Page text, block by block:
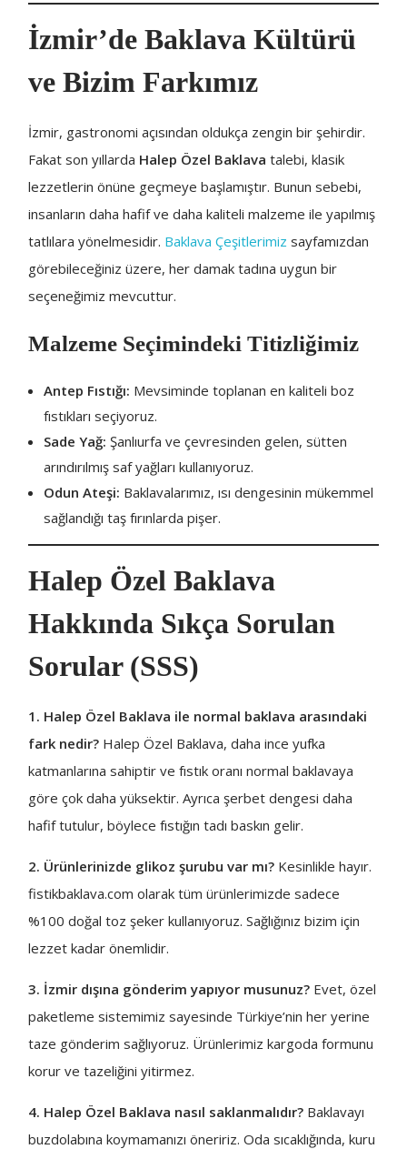
İzmir’de Baklava Kültürü
ve Bizim Farkımız
İzmir, gastronomi açısından oldukça zengin bir şehirdir.
Fakat son yıllarda Halep Özel Baklava talebi, klasik
lezzetlerin önüne geçmeye başlamıştır. Bunun sebebi,
insanların daha hafif ve daha kaliteli malzeme ile yapılmış
tatlılara yönelmesidir. Baklava Çeşitlerimiz sayfamızdan
görebileceğiniz üzere, her damak tadına uygun bir
seçeneğimiz mevcuttur.
Malzeme Seçimindeki Titizliğimiz
Antep Fıstığı: Mevsiminde toplanan en kaliteli boz
fıstıkları seçiyoruz.
Sade Yağ: Şanlıurfa ve çevresinden gelen, sütten
arındırılmış saf yağları kullanıyoruz.
Odun Ateşi: Baklavalarımız, ısı dengesinin mükemmel
sağlandığı taş fırınlarda pişer.
Halep Özel Baklava
Hakkında Sıkça Sorulan
Sorular (SSS)
1. Halep Özel Baklava ile normal baklava arasındaki
fark nedir? Halep Özel Baklava, daha ince yufka
katmanlarına sahiptir ve fıstık oranı normal baklavaya
göre çok daha yüksektir. Ayrıca şerbet dengesi daha
hafif tutulur, böylece fıstığın tadı baskın gelir.
2. Ürünlerinizde glikoz şurubu var mı? Kesinlikle hayır.
fistikbaklava.com olarak tüm ürünlerimizde sadece
%100 doğal toz şeker kullanıyoruz. Sağlığınız bizim için
lezzet kadar önemlidir.
3. İzmir dışına gönderim yapıyor musunuz? Evet, özel
paketleme sistemimiz sayesinde Türkiye’nin her yerine
taze gönderim sağlıyoruz. Ürünlerimiz kargoda formunu
korur ve tazeliğini yitirmez.
4. Halep Özel Baklava nasıl saklanmalıdır? Baklavayı
buzdolabına koymamanızı öneririz. Oda sıcaklığında, kuru